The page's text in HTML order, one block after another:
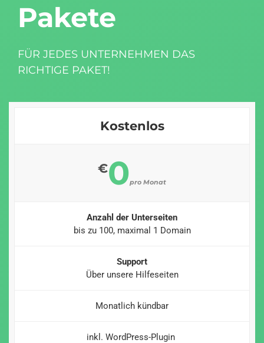
Pakete
FÜR JEDES UNTERNEHMEN DAS
RICHTIGE PAKET!
Kostenlos
€0pro Monat
Anzahl der Unterseiten
bis zu 100, maximal 1 Domain
Support
Über unsere Hilfeseiten
Monatlich kündbar
inkl. WordPress-Plugin